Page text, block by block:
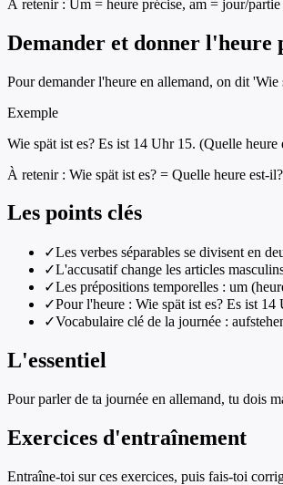
À retenir : Um = heure précise, am = jour/
Demander et donner l'heure
Pour demander l'heure en allemand, on dit
Exemple
Wie spät ist es? Es ist 14 Uhr 15. (Quelle
À retenir : Wie spät ist es? = Quelle heure est-
Les points clés
✓Les verbes séparables se divisent en
✓L'accusatif change les articles
✓Les prépositions temporelles : um
✓Pour l'heure : Wie spät ist es? Es ist 14
✓Vocabulaire clé de la journée :
L'essentiel
Pour parler de ta journée en allemand, tu dois
Exercices d'entraînement
Entraîne-toi sur ces exercices, puis fais-toi